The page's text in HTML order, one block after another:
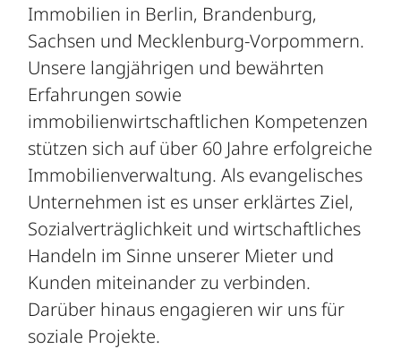
Immobilien in Berlin, Brandenburg,
Sachsen und Mecklenburg-Vorpommern.
Unsere langjährigen und bewährten
Erfahrungen sowie
immobilienwirtschaftlichen Kompetenzen
stützen sich auf über 60 Jahre erfolgreiche
Immobilienverwaltung. Als evangelisches
Unternehmen ist es unser erklärtes Ziel,
Sozialverträglichkeit und wirtschaftliches
Handeln im Sinne unserer Mieter und
Kunden miteinander zu verbinden.
Darüber hinaus engagieren wir uns für
soziale Projekte.